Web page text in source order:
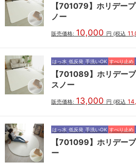
【701079】ホリデー
ノー
販売価格: 10,000 円 (税込
はっ水 低反発 手洗いOK すべり止め
【701089】ホリデー
スノー
販売価格: 13,000 円 (税込
はっ水 低反発 手洗いOK すべり止め
【701099】ホリデー
ー